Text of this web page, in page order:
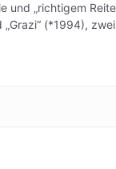
„richtigem
(*1994),